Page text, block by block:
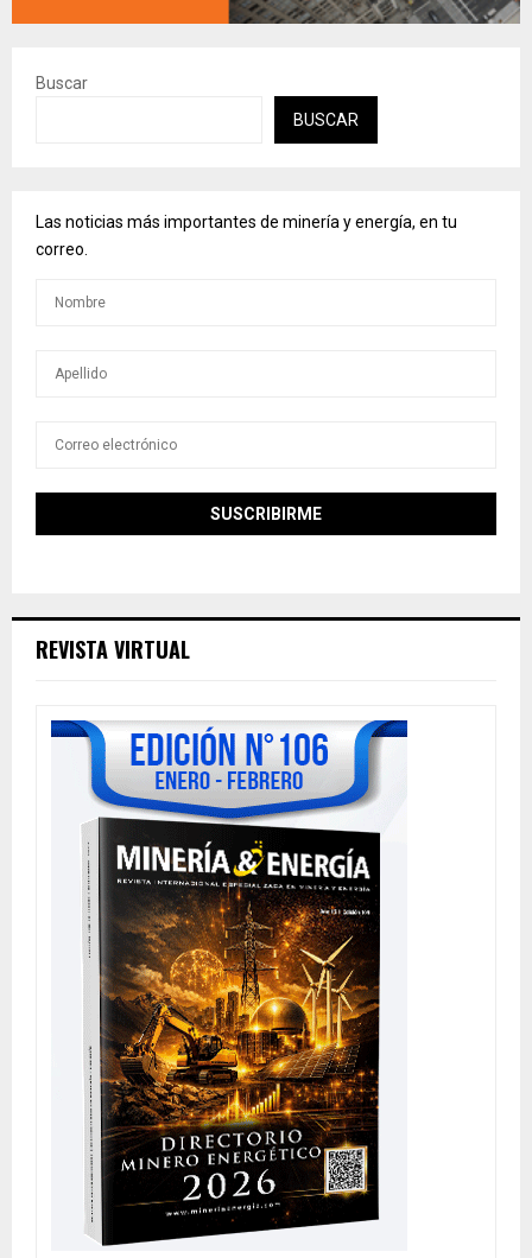
Buscar
BUSCAR
Las noticias más importantes de minería y energía, en tu
correo.
REVISTA VIRTUAL